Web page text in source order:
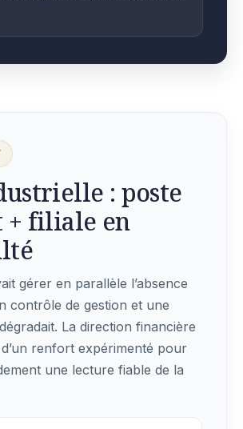
: poste
+ filiale en
gérer en parallèle l’absence
contrôle de gestion et une
La direction financière
renfort expérimenté pour
une lecture fiable de la